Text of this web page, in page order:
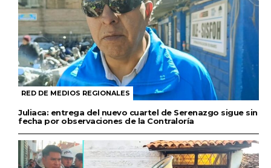
RED DE MEDIOS REGIONALES
Juliaca: entrega del nuevo cuartel de Serenazgo sigue sin
fecha por observaciones de la Contraloría